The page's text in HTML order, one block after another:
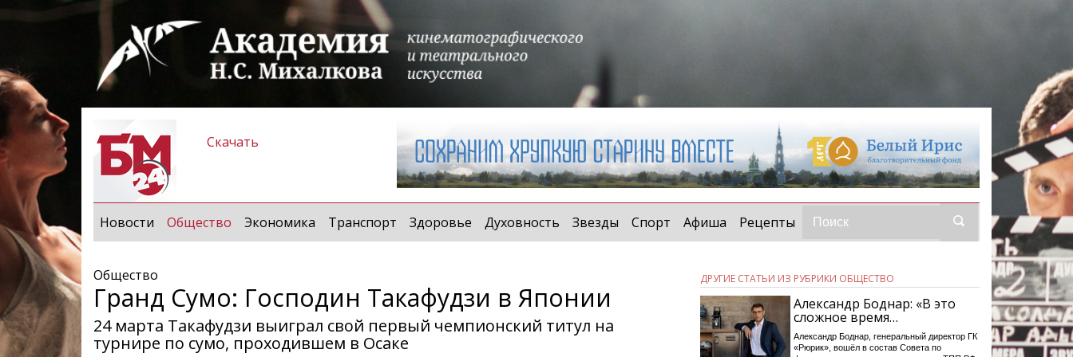
Скачать
Новости Общество (current)
Экономика Транспорт Здоровье Духовность Звезды Спорт Афиша Рецепты
Общество
Гранд Сумо: Господин Такафудзи в Японии
24 марта Такафудзи выиграл свой первый чемпионский титул на
турнире по сумо, проходившем в Осаке
ДРУГИЕ СТАТЬИ ИЗ РУБРИКИ ОБЩЕСТВО
Александр Боднар: «В это
сложное время…
Александр Боднар, генеральный директор ГК
«Рюрик», вошёл в состав Совета по